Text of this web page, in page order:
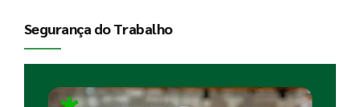
Segurança do Trabalho